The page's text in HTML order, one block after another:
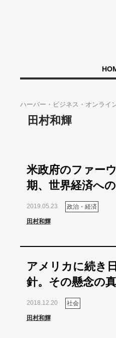
ハーバー・ビジネス・オンライ
田村和輝
米政府のファー
期、世界経済へ
2019.05.23 政治・経済
田村和輝
アメリカに続き
針。その懸念の
2018.12.20 社会
田村和輝